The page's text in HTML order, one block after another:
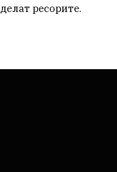
делат ресорите.